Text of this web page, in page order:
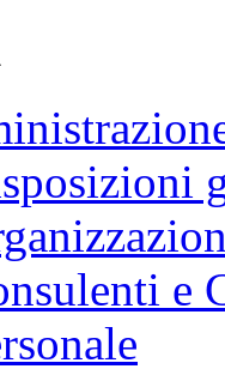
e